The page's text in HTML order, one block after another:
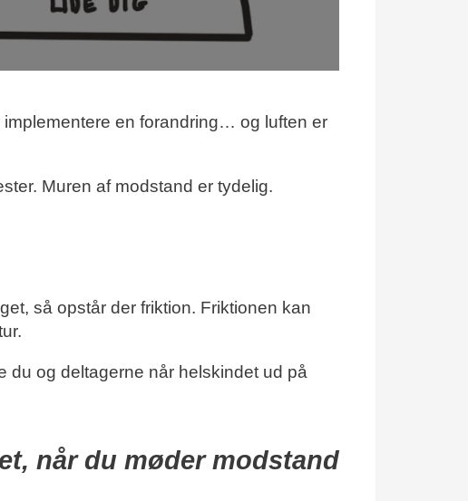
en forandring… og luften er
Muren af modstand er tydelig.
så opstår der friktion. Friktionen kan
du og deltagerne når helskindet ud på
når du møder modstand